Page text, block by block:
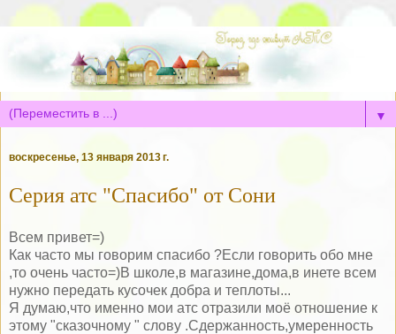
▼
воскресенье, 13 января 2013 г.
Серия атс "Спасибо" от Сони
Всем привет=)
Как часто мы говорим спасибо ?Если говорить обо мне
,то очень часто=)В школе,в магазине,дома,в инете всем
нужно передать кусочек добра и теплоты...
Я думаю,что именно мои атс отразили моё отношение к
этому "сказочному " слову .Сдержанность,умеренность